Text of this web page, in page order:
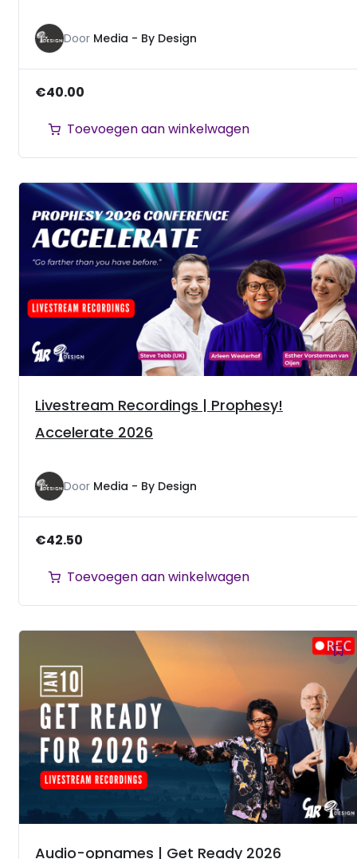
Door Media - By Design
€40.00
Toevoegen aan winkelwagen
Livestream Recordings | Prophesy!
Accelerate 2026
Door Media - By Design
€42.50
Toevoegen aan winkelwagen
Audio-opnames | Get Ready 2026